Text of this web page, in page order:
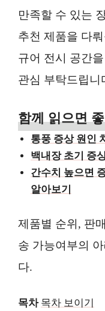
만족할 수 있는
추천 제품을 다
규어 전시 공간
관심 부탁드립니
함께 읽으면
통풍 증상 원인
백내장 초기 증
간수치 높으면
알아보기
제품별 순위, 판
송 가능여부의
다.
목차 목차 보이기